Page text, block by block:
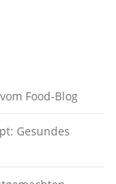
Food-Blog
Gesundes